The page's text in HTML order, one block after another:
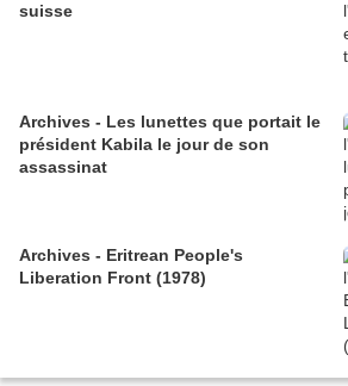
suisse
Archives - Les lunettes que portait le
président Kabila le jour de son
assassinat
Archives - Eritrean People's
Liberation Front (1978)